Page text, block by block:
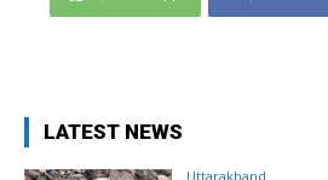
LATEST NEWS
Uttarakhand